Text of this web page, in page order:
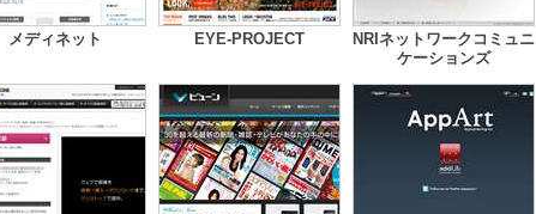
メディネット EYE-PROJECT
NRIネットワークコミュニ
ケーションズ